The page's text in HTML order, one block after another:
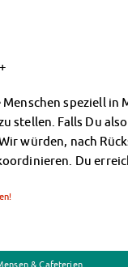
Menschen speziell
stellen. Falls Du
würden, nach
Du
& Cafeterien